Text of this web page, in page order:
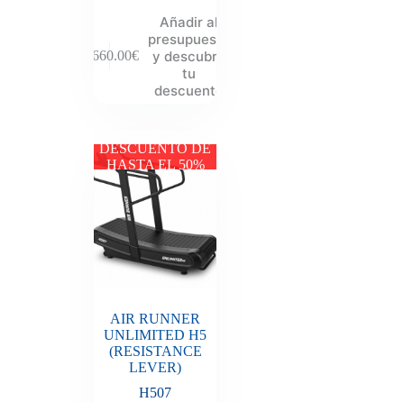
7,660.00€
Añadir al
presupuesto
y descubre
tu
descuento
DESCUENTO DE
HASTA EL 50%
AIR RUNNER
UNLIMITED H5
(RESISTANCE
LEVER)
H507